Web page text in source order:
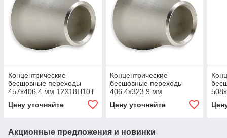
Концентрические
бесшовные переходы
457x406.4 мм 12Х18Н10Т
Цену уточняйте
Концентрические
бесшовные переходы
406.4x323.9 мм
12Х18Н10Т ГОСТ 17378-
2001
Цену уточняйте
Акционные предложения и новинки